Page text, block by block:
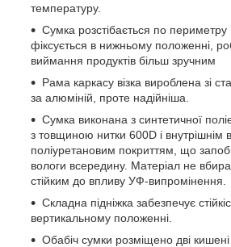
температуру.
Сумка розстібається по
фіксується в нижньому положенні,
виймання продуктів більш зручним
Рама каркасу візка вироблена зі
за алюміній, проте надійніша.
Сумка виконана з синтетичної
з товщиною нитки 600D і внутрішнім
поліуретановим покриттям, що
вологи всередину. Матеріал не
стійким до впливу УФ-випромінення.
Складна підніжка забезпечує
вертикальному положенні.
Обабіч сумки розміщено дві